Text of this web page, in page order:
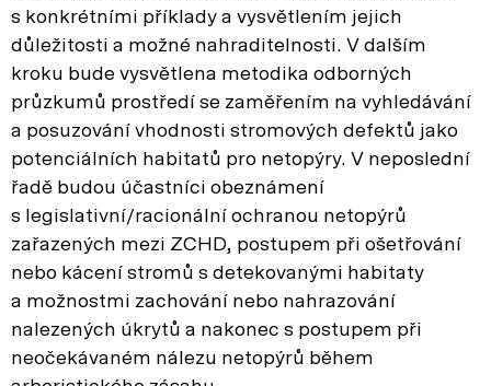
s konkrétními příklady a vysvětlením jejich
důležitosti a možné nahraditelnosti. V dalším
kroku bude vysvětlena metodika odborných
průzkumů prostředí se zaměřením na vyhledávání
a posuzování vhodnosti stromových defektů jako
potenciálních habitatů pro netopýry. V neposlední
řadě budou účastníci obeznámení
s legislativní/racionální ochranou netopýrů
zařazených mezi ZCHD, postupem při ošetřování
nebo kácení stromů s detekovanými habitaty
a možnostmi zachování nebo nahrazování
nalezených úkrytů a nakonec s postupem při
neočekávaném nálezu netopýrů během